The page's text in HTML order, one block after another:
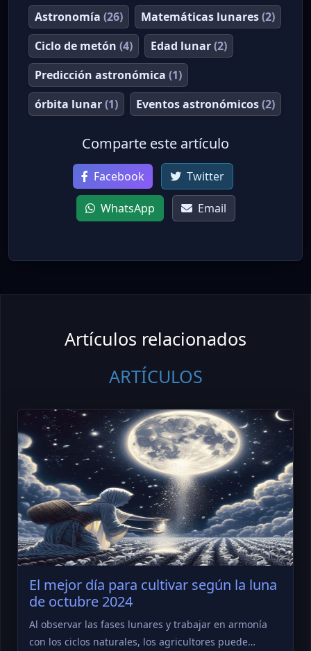
Astronomía (26) Matemáticas lunares(2)
Ciclo de metón (4) Edad lunar(2)
Predicción astronómica (1)
órbita lunar(1) Eventos astronómicos(2)
Comparte este artículo
Facebook Twitter
WhatsApp Email
Artículos relacionados
ARTÍCULOS
El mejor día para cultivar según la luna
de octubre 2024
Al observar las fases lunares y trabajar en armonía
con los ciclos naturales, los agricultores puede…